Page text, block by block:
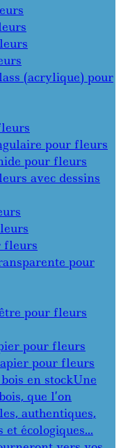
(acrylique) pour
pour fleurs
pour fleurs
avec dessins
fleurs
pour
pour fleurs
pour fleurs
pour fleurs
en stockUne
que l’on
authentiques,
et écologiques…